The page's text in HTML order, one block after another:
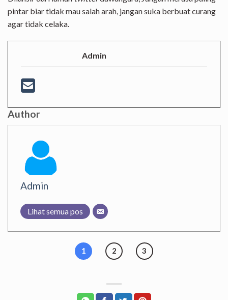
pintar biar tidak mau salah arah, jangan suka berbuat curang
agar tidak celaka.
Admin
Author
Admin
Lihat semua pos
1 2 3